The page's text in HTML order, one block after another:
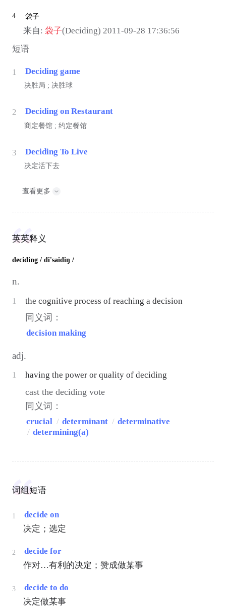
4 袋子
来自: 袋子(Deciding) 2011-09-28 17:36:56
短语
1 Deciding game
决胜局 ; 决胜球
2 Deciding on Restaurant
商定餐馆 ; 约定餐馆
3 Deciding To Live
决定活下去
查看更多
英英释义
deciding / di'saidiŋ /
n.
1 the cognitive process of reaching a decision
同义词：
decision making
adj.
1 having the power or quality of deciding
cast the deciding vote
同义词：
crucial / determinant / determinative
/ determining(a)
词组短语
1
decide on
决定；选定
2
decide for
作对…有利的决定；赞成做某事
3
decide to do
决定做某事